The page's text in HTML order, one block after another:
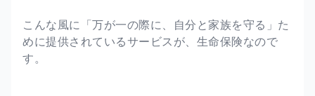
こんな風に「万が一の際に、自分と家族を守る」た
めに提供されているサービスが、生命保険なので
す。